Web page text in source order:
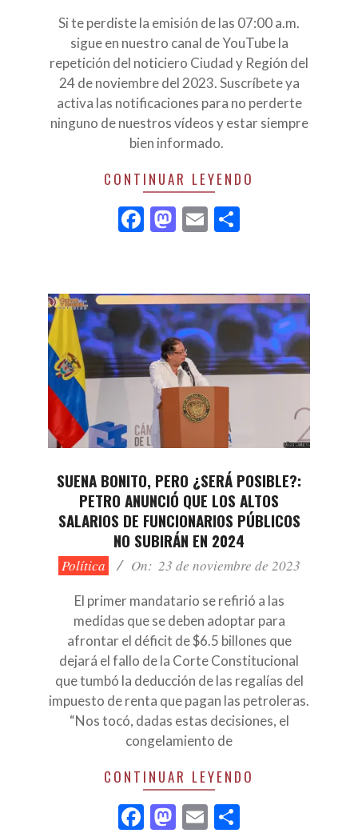
Si te perdiste la emisión de las 07:00 a.m.
sigue en nuestro canal de YouTube la
repetición del noticiero Ciudad y Región del
24 de noviembre del 2023. Suscríbete ya
activa las notificaciones para no perderte
ninguno de nuestros vídeos y estar siempre
bien informado.
CONTINUAR LEYENDO
Facebook
Mastodon
Email
SUENA BONITO, PERO ¿SERÁ POSIBLE?:
PETRO ANUNCIÓ QUE LOS ALTOS
SALARIOS DE FUNCIONARIOS PÚBLICOS
NO SUBIRÁN EN 2024
2023-
11-
Política On: 23 de noviembre de 2023
El primer mandatario se refirió a las
medidas que se deben adoptar para
afrontar el déficit de $6.5 billones que
dejará el fallo de la Corte Constitucional
que tumbó la deducción de las regalías del
impuesto de renta que pagan las petroleras.
“Nos tocó, dadas estas decisiones, el
congelamiento de
CONTINUAR LEYENDO
Facebook
Mastodon
Email